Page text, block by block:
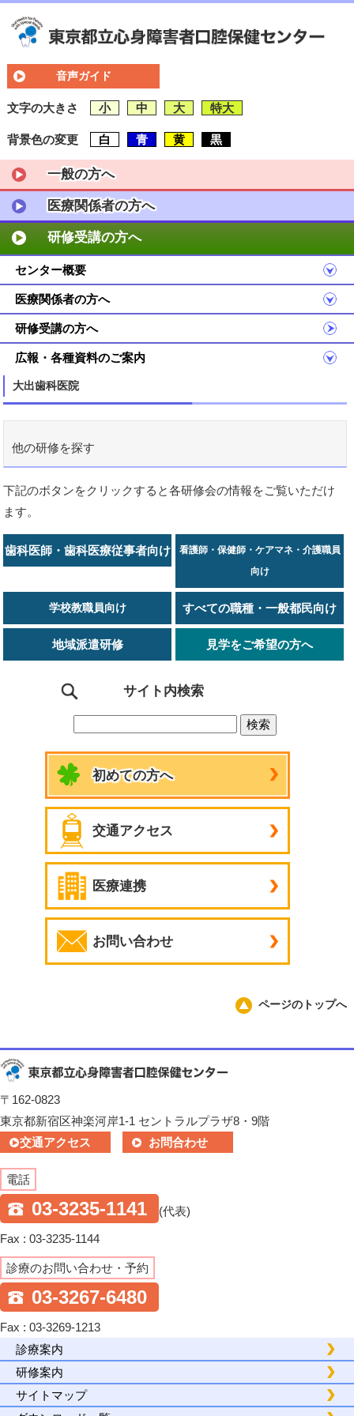
音声ガイド
文字の大きさ 小 中 大 特大
背景色の変更 白 青 黄 黒
一般の方へ
医療関係者の方へ
研修受講の方へ
センター概要
医療関係者の方へ
研修受講の方へ
広報・各種資料のご案内
大出歯科医院
他の研修を探す
下記のボタンをクリックすると各研修会の情報をご覧いただけ
ます。
歯科医師・歯科医療従事者向け
看護師・保健師・ケアマネ・介護職員
向け
学校教職員向け すべての職種・一般都民向け
地域派遣研修 見学をご希望の方へ
サイト内検索
初めての方へ
交通アクセス
医療連携
お問い合わせ
ページのトップへ
〒162-0823
東京都新宿区神楽河岸1-1 セントラルプラザ8・9階
交通アクセス
お問合わせ
電話
03-3235-1141 (代表)
Fax : 03-3235-1144
診療のお問い合わせ・予約
03-3267-6480
Fax : 03-3269-1213
診療案内
研修案内
サイトマップ